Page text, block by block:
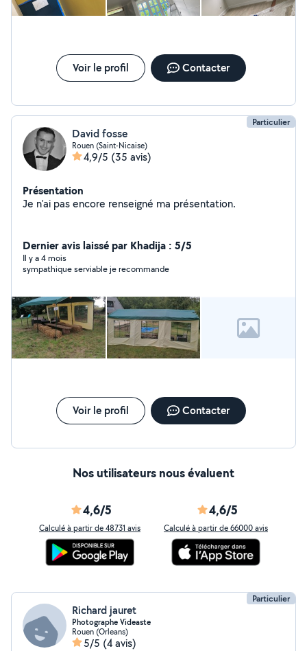
Voir le profil Contacter
Particulier
David fosse
Rouen (Saint-Nicaise)
4,9/5 (35 avis)
Présentation
Je n'ai pas encore renseigné ma présentation.
Dernier avis laissé par Khadija : 5/5
Il y a 4 mois
sympathique serviable je recommande
Voir le profil Contacter
Nos utilisateurs nous évaluent
4,6/5
Calculé à partir de 48731 avis
4,6/5
Calculé à partir de 66000 avis
Particulier
Richard jauret
Photographe Videaste
Rouen (Orleans)
5/5 (4 avis)